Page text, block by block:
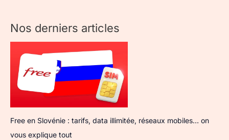
Nos derniers articles
Free en Slovénie : tarifs, data illimitée, réseaux mobiles… on
vous explique tout